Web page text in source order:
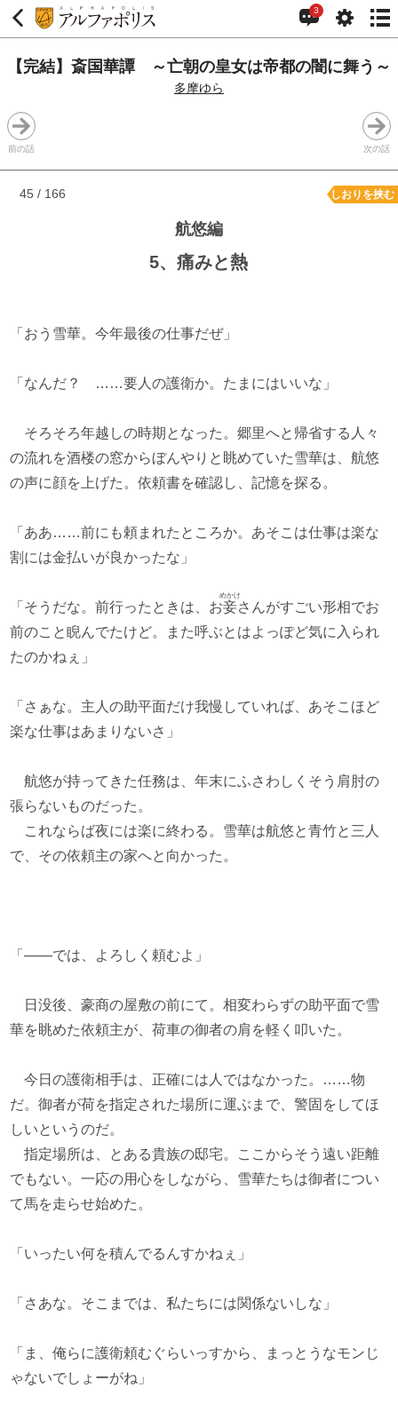
3
【完結】斎国華譚 ～亡朝の皇女は帝都の闇に舞う～
多摩ゆら
前の話 次の話
45 / 166 しおりを挟む
航悠編
5、痛みと熱
「おう雪華。今年最後の仕事だぜ」
「なんだ？ ……要人の護衛か。たまにはいいな」
そろそろ年越しの時期となった。郷里へと帰省する人々
の流れを酒楼の窓からぼんやりと眺めていた雪華は、航悠
の声に顔を上げた。依頼書を確認し、記憶を探る。
「ああ……前にも頼まれたところか。あそこは仕事は楽な
割には金払いが良かったな」
「そうだな。前行ったときは、お妾
めかけ
さんがすごい形相でお
前のこと睨んでたけど。また呼ぶとはよっぽど気に入られ
たのかねぇ」
「さぁな。主人の助平面だけ我慢していれば、あそこほど
楽な仕事はあまりないさ」
航悠が持ってきた任務は、年末にふさわしくそう肩肘の
張らないものだった。
これならば夜には楽に終わる。雪華は航悠と青竹と三人
で、その依頼主の家へと向かった。
「――では、よろしく頼むよ」
日没後、豪商の屋敷の前にて。相変わらずの助平面で雪
華を眺めた依頼主が、荷車の御者の肩を軽く叩いた。
今日の護衛相手は、正確には人ではなかった。……物
だ。御者が荷を指定された場所に運ぶまで、警固をしてほ
しいというのだ。
指定場所は、とある貴族の邸宅。ここからそう遠い距離
でもない。一応の用心をしながら、雪華たちは御者につい
て馬を走らせ始めた。
「いったい何を積んでるんすかねぇ」
「さあな。そこまでは、私たちには関係ないしな」
「ま、俺らに護衛頼むぐらいっすから、まっとうなモンじ
ゃないでしょーがね」